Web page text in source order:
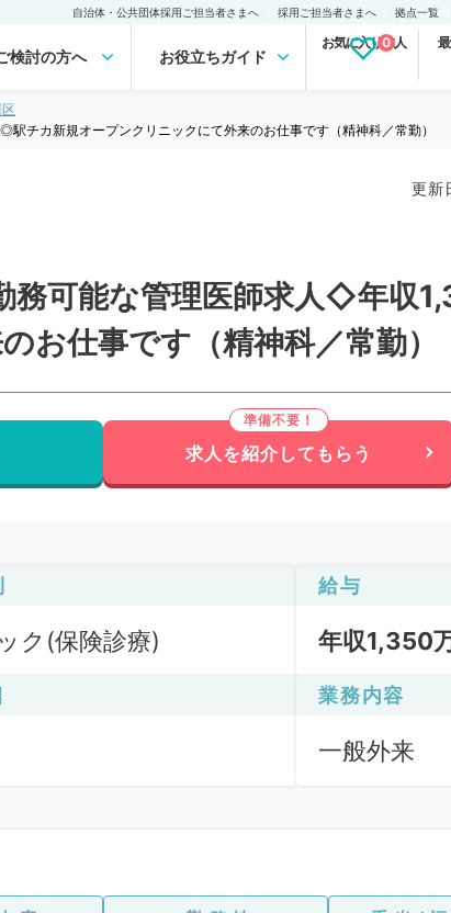
自治体・公共団体採用ご担当者さまへ 採用ご担当者さまへ 拠点一覧
検討の方へ お役立ちガイド
お気に入り求人
0
チカ新規オープンクリニックにて外来のお仕事です（精神科／常勤）
更
務可能な管理医師求人◇年収
お仕事です（精神科／常勤）
求人を紹介してもらう
ク(保険診療)
給与
年収1,350
業務内容
一般外来